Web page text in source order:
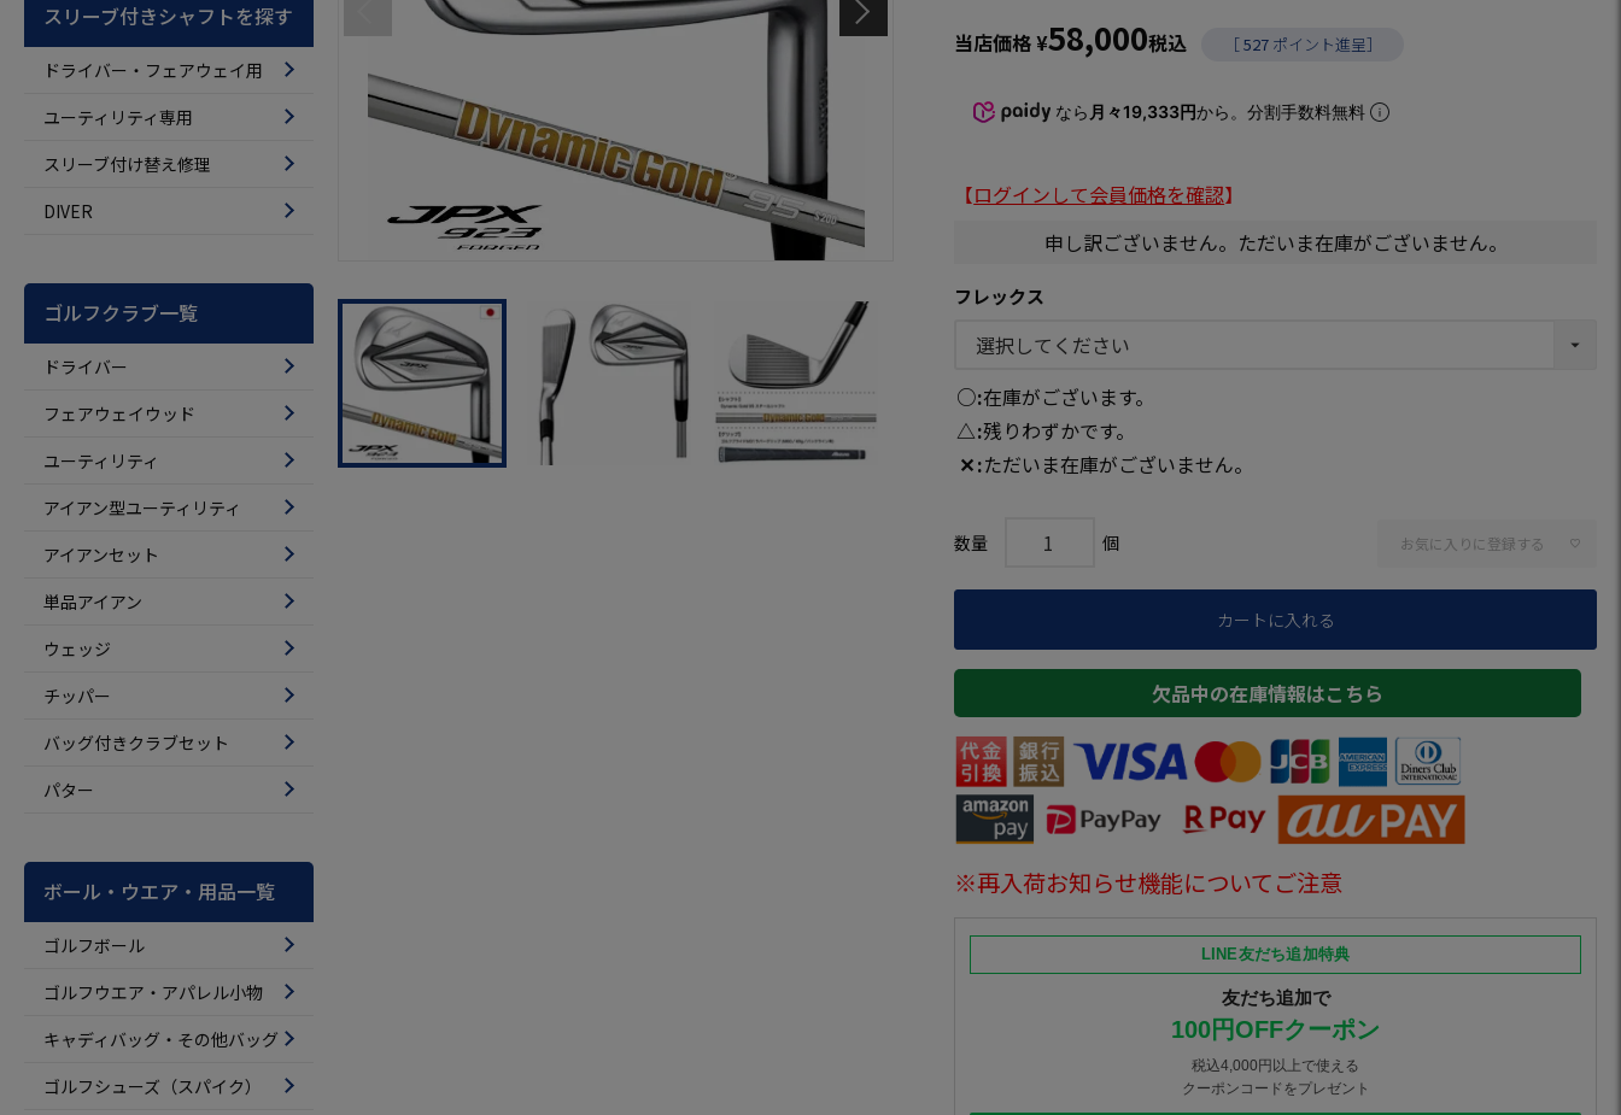
スリーブ付きシャフトを探す
ドライバー・フェアウェイ用
ユーティリティ専用
スリーブ付け替え修理
DIVER
ゴルフクラブ一覧
ドライバー
フェアウェイウッド
ユーティリティ
アイアン型ユーティリティ
アイアンセット
単品アイアン
ウェッジ
チッパー
バッグ付きクラブセット
パター
ボール・ウエア・用品一覧
ゴルフボール
ゴルフウエア・アパレル小物
キャディバッグ・その他バッグ
ゴルフシューズ（スパイク）
当店価格¥58,000税込 ［527 ポイント進呈］
なら 月々19,333円から。分割手数料無料
【ログインして会員価格を確認】
申し訳ございません。ただいま在庫がございません。
フレックス
○ 在庫がございます。
△ 残りわずかです。
✕ ただいま在庫がございません。
お気に入りに登録する
カートに入れる
欠品中の在庫情報はこちら
※再入荷お知らせ機能についてご注意
LINE友だち追加特典
友だち追加で
100円OFFクーポン
税込4,000円以上で使える
クーポンコードをプレゼント